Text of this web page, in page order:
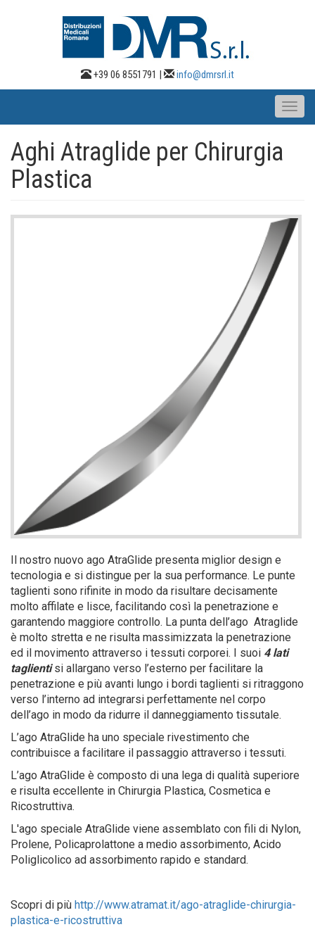
+39 06 8551791 | info@dmrsrl.it
Toggle
Aghi Atraglide per Chirurgia
Plastica
Il nostro nuovo ago AtraGlide presenta miglior design e
tecnologia e si distingue per la sua performance. Le punte
taglienti sono rifinite in modo da risultare decisamente
molto affilate e lisce, facilitando così la penetrazione e
garantendo maggiore controllo. La punta dell’ago Atraglide
è molto stretta e ne risulta massimizzata la penetrazione
ed il movimento attraverso i tessuti corporei. I suoi 4 lati
taglientisi allargano verso l’esterno per facilitare la
penetrazione e più avanti lungo i bordi taglienti si ritraggono
verso l’interno ad integrarsi perfettamente nel corpo
dell’ago in modo da ridurre il danneggiamento tissutale.
L’ago AtraGlide ha uno speciale rivestimento che
contribuisce a facilitare il passaggio attraverso i tessuti.
L’ago AtraGlide è composto di una lega di qualità superiore
e risulta eccellente in Chirurgia Plastica, Cosmetica e
Ricostruttiva.
L'ago speciale AtraGlide viene assemblato con fili di Nylon,
Prolene, Policaprolattone a medio assorbimento, Acido
Poliglicolico ad assorbimento rapido e standard.
Scopri di più http://www.atramat.it/ago-atraglide-chirurgia-
plastica-e-ricostruttiva